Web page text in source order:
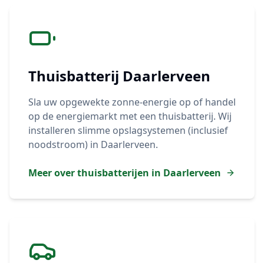
Thuisbatterij Daarlerveen
Sla uw opgewekte zonne-energie op of handel
op de energiemarkt met een thuisbatterij. Wij
installeren slimme opslagsystemen (inclusief
noodstroom) in Daarlerveen.
Meer over thuisbatterijen in Daarlerveen